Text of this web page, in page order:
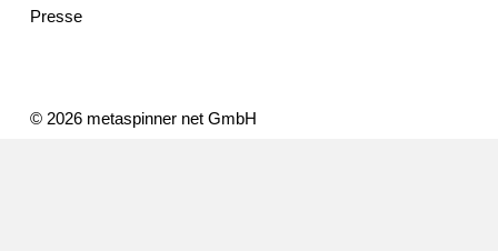
Presse
© 2026 metaspinner net GmbH